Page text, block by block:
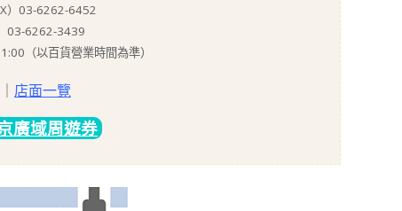
）03-6262-6452
03-6262-3439
（以百貨營業時間為準）
店面一覽
廣域周遊券